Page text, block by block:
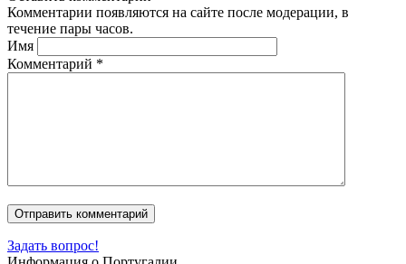
Комментарии появляются на сайте после модерации, в
течение пары часов.
Имя
Комментарий *
Задать вопрос!